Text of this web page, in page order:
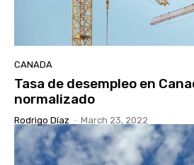
CANADA
Tasa de desempleo en
normalizado
Rodrigo Díaz - March 23, 2022